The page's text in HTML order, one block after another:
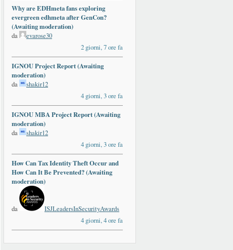
Why are EDHmeta fans exploring
evergreen edhmeta after GenCon?
(Awaiting moderation)
da
evarose30
2 giorni, 7 ore fa
IGNOU Project Report (Awaiting
moderation)
da
shakir12
4 giorni, 3 ore fa
IGNOU MBA Project Report (Awaiting
moderation)
da
shakir12
4 giorni, 3 ore fa
How Can Tax Identity Theft Occur and
How Can It Be Prevented? (Awaiting
moderation)
da
ISJLeadersInSecurityAwards
4 giorni, 4 ore fa